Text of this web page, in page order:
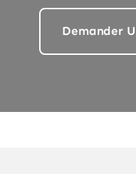
Demander